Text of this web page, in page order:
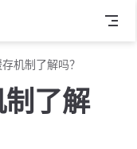
机制了解吗？
了解